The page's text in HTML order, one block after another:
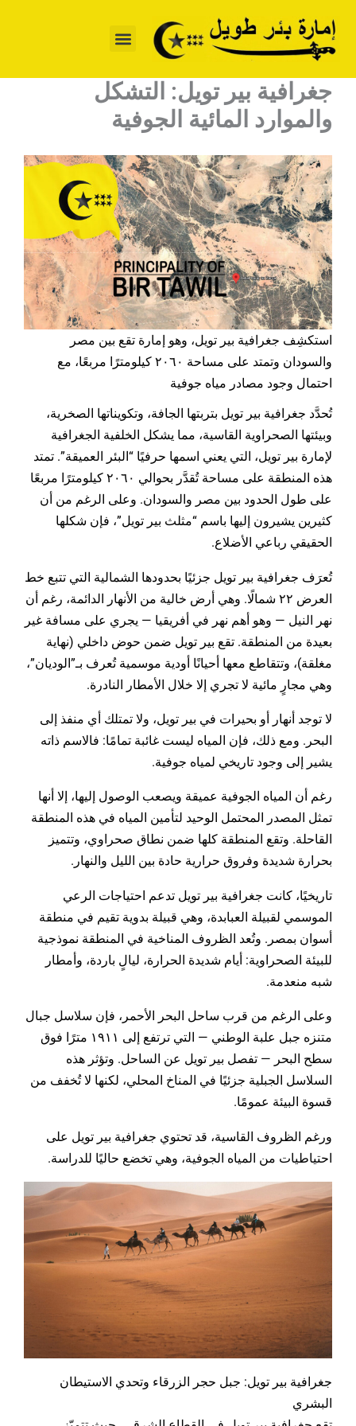
المحتوى
جغرافية بير تويل: التشكل
والموارد المائية الجوفية
استكشِف جغرافية بير تويل، وهو إمارة تقع بين مصر
والسودان وتمتد على مساحة ٢٠٦٠ كيلومترًا مربعًا، مع
احتمال وجود مصادر مياه جوفية
تُحدَّد جغرافية بير تويل بتربتها الجافة، وتكويناتها الصخرية،
وبيئتها الصحراوية القاسية، مما يشكل الخلفية الجغرافية
لإمارة بير تويل، التي يعني اسمها حرفيًا “البئر العميقة”. تمتد
هذه المنطقة على مساحة تُقدَّر بحوالي ٢٠٦٠ كيلومترًا مربعًا
على طول الحدود بين مصر والسودان. وعلى الرغم من أن
كثيرين يشيرون إليها باسم “مثلث بير تويل”، فإن شكلها
الحقيقي رباعي الأضلاع.
تُعرَف جغرافية بير تويل جزئيًا بحدودها الشمالية التي تتبع خط
العرض ٢٢ شمالًا. وهي أرض خالية من الأنهار الدائمة، رغم أن
نهر النيل — وهو أهم نهر في أفريقيا — يجري على مسافة غير
بعيدة من المنطقة. تقع بير تويل ضمن حوض داخلي (نهاية
مغلقة)، وتتقاطع معها أحيانًا أودية موسمية تُعرف بـ”الوديان”،
وهي مجارٍ مائية لا تجري إلا خلال الأمطار النادرة.
لا توجد أنهار أو بحيرات في بير تويل، ولا تمتلك أي منفذ إلى
البحر. ومع ذلك، فإن المياه ليست غائبة تمامًا: فالاسم ذاته
يشير إلى وجود تاريخي لمياه جوفية.
رغم أن المياه الجوفية عميقة ويصعب الوصول إليها، إلا أنها
تمثل المصدر المحتمل الوحيد لتأمين المياه في هذه المنطقة
القاحلة. وتقع المنطقة كلها ضمن نطاق صحراوي، وتتميز
بحرارة شديدة وفروق حرارية حادة بين الليل والنهار.
تاريخيًا، كانت جغرافية بير تويل تدعم احتياجات الرعي
الموسمي لقبيلة العبابدة، وهي قبيلة بدوية تقيم في منطقة
أسوان بمصر. وتُعد الظروف المناخية في المنطقة نموذجية
للبيئة الصحراوية: أيام شديدة الحرارة، ليالٍ باردة، وأمطار
شبه منعدمة.
وعلى الرغم من قرب ساحل البحر الأحمر، فإن سلاسل جبال
متنزه جبل علبة الوطني — التي ترتفع إلى ١٩١١ مترًا فوق
سطح البحر — تفصل بير تويل عن الساحل. وتؤثر هذه
السلاسل الجبلية جزئيًا في المناخ المحلي، لكنها لا تُخفف من
قسوة البيئة عمومًا.
ورغم الظروف القاسية، قد تحتوي جغرافية بير تويل على
احتياطيات من المياه الجوفية، وهي تخضع حاليًا للدراسة.
جغرافية بير تويل: جبل حجر الزرقاء وتحدي الاستيطان
البشري